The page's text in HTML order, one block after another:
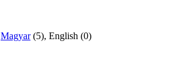
Magyar(5), English (0)